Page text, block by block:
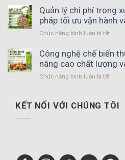
Quản lý chi phí trong
pháp tối ưu vận hành
Chức năng bình luận bị tắt
lý
phí
biến
Công nghệ chế biến
nâng cao chất lượng
Chức năng bình luận bị tắt
chế
Giải
KẾT NỐI VỚI CHÚNG TÔI